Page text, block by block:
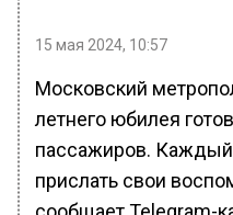
15 мая 2024, 10:57
Московский
летнего юбилея
пассажиров.
прислать свои